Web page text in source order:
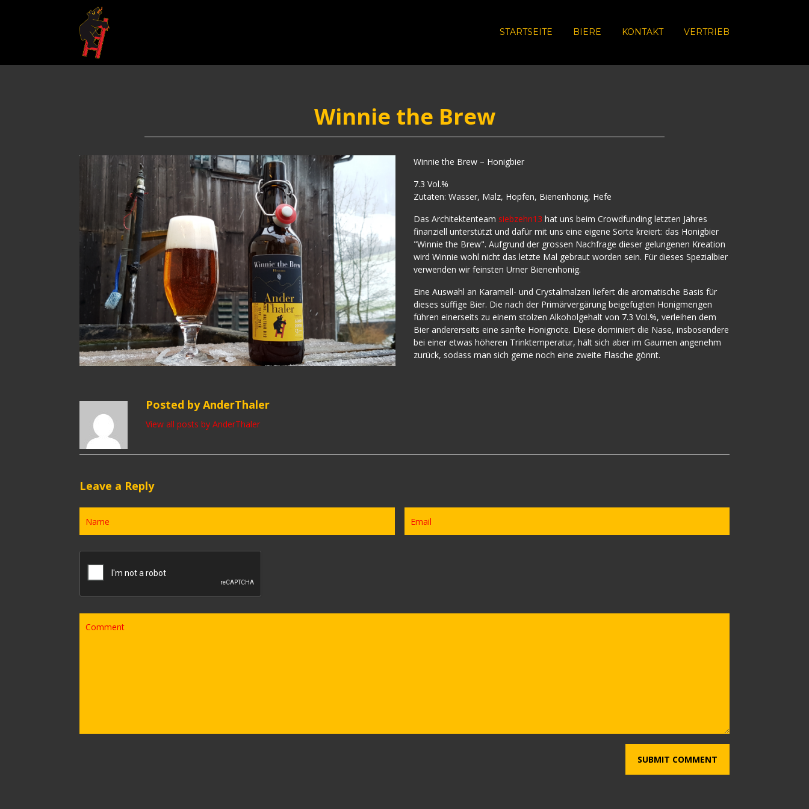
STARTSEITE BIERE KONTAKT VERTRIEB
Winnie the Brew
Winnie the Brew – Honigbier
7.3 Vol.%
Zutaten: Wasser, Malz, Hopfen, Bienenhonig, Hefe
Das Architektenteam siebzehn13 hat uns beim Crowdfunding letzten Jahres
finanziell unterstützt und dafür mit uns eine eigene Sorte kreiert: das Honigbier
"Winnie the Brew". Aufgrund der grossen Nachfrage dieser gelungenen Kreation
wird Winnie wohl nicht das letzte Mal gebraut worden sein. Für dieses Spezialbier
verwenden wir feinsten Urner Bienenhonig.
Eine Auswahl an Karamell- und Crystalmalzen liefert die aromatische Basis für
dieses süffige Bier. Die nach der Primärvergärung beigefügten Honigmengen
führen einerseits zu einem stolzen Alkoholgehalt von 7.3 Vol.%, verleihen dem
Bier andererseits eine sanfte Honignote. Diese dominiert die Nase, insbosendere
bei einer etwas höheren Trinktemperatur, hält sich aber im Gaumen angenehm
zurück, sodass man sich gerne noch eine zweite Flasche gönnt.
Posted by AnderThaler
View all posts by AnderThaler
Leave a Reply